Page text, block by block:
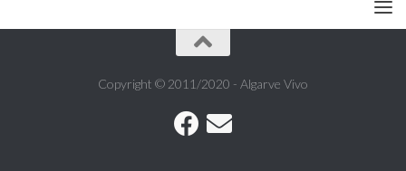
Copyright © 2011/2020 - Algarve Vivo